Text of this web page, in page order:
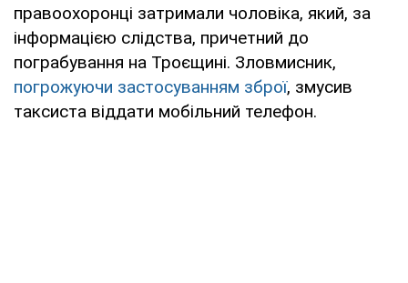
правоохоронці затримали чоловіка, який, за
інформацією слідства, причетний до
пограбування на Троєщині. Зловмисник,
погрожуючи застосуванням зброї, змусив
таксиста віддати мобільний телефон.